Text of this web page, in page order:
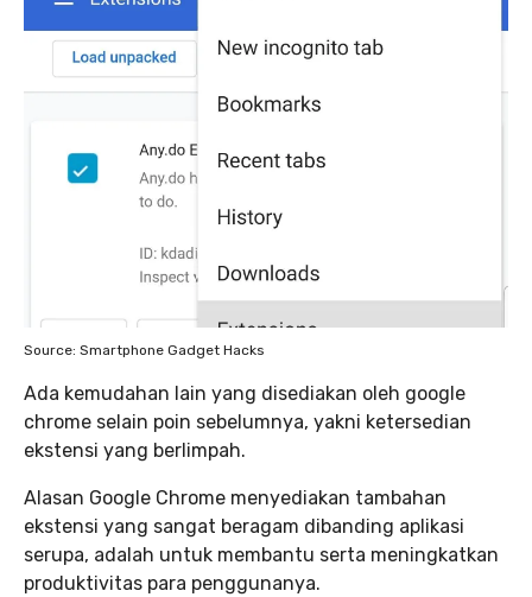
Source: Smartphone Gadget Hacks
Ada kemudahan lain yang disediakan oleh google
chrome selain poin sebelumnya, yakni ketersedian
ekstensi yang berlimpah.
Alasan Google Chrome menyediakan tambahan
ekstensi yang sangat beragam dibanding aplikasi
serupa, adalah untuk membantu serta meningkatkan
produktivitas para penggunanya.